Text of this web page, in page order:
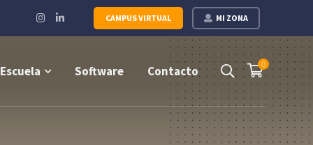
MI ZONA
CAMPUS VIRTUAL
Instagram
Profile
LinkedIn
Profile
0
Escuela Software Contacto